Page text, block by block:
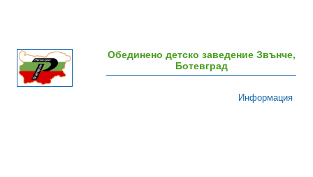
Обединено детско заведение Звънче,
Ботевград
Информация